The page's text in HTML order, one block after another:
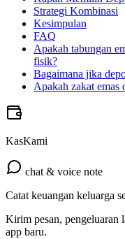
Strategi Kombinasi
Kesimpulan
FAQ
Apakah tabungan
fisik?
Bagaimana jika
Apakah zakat emas
KasKami
chat & voice note
Catat keuangan keluarga
Kirim pesan, pengeluaran
app baru.